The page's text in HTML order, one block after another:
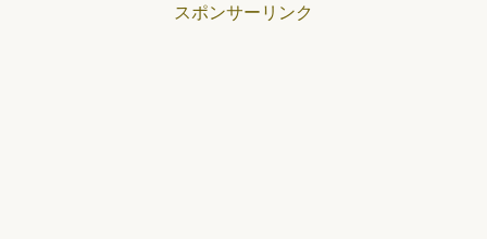
スポンサーリンク